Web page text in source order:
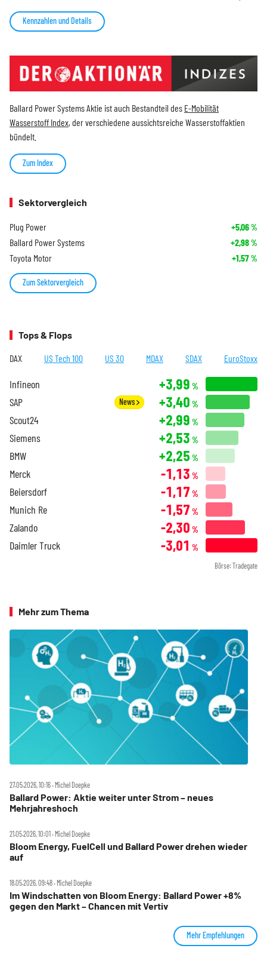
Kennzahlen und Details
Ballard Power Systems Aktie ist auch Bestandteil des E-Mobilität
Wasserstoff Index, der verschiedene aussichtsreiche Wasserstoffaktien
bündelt.
Zum Index
Sektorvergleich
Plug Power +5,06%
Ballard Power Systems +2,98%
Toyota Motor +1,57%
Zum Sektorvergleich
Tops & Flops
DAX US Tech 100 US 30 MDAX SDAX EuroStoxx
Infineon +3,99 %
SAP News +3,40 %
Scout24 +2,99 %
Siemens +2,53 %
BMW +2,25 %
Merck -1,13 %
Beiersdorf -1,17 %
Munich Re -1,57 %
Zalando -2,30 %
Daimler Truck -3,01 %
Börse: Tradegate
Mehr zum Thema
27.05.2026, 10:16 ‧ Michel Doepke
Ballard Power: Aktie weiter unter Strom – neues
Mehrjahreshoch
21.05.2026, 10:01 ‧ Michel Doepke
Bloom Energy, FuelCell und Ballard Power drehen wieder
auf
18.05.2026, 09:48 ‧ Michel Doepke
Im Windschatten von Bloom Energy: Ballard Power +8%
gegen den Markt – Chancen mit Vertiv
Mehr Empfehlungen